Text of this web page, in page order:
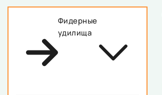
Фидерные
удилища